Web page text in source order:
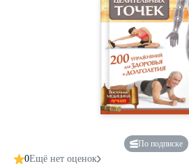
По подписке
0Ещё нет оценок